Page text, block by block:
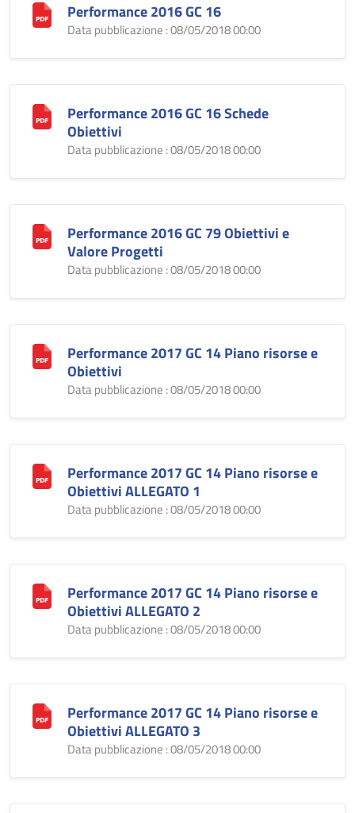
Performance 2016 GC 16
Data pubblicazione : 08/05/2018 00:00
Performance 2016 GC 16 Schede
Obiettivi
Data pubblicazione : 08/05/2018 00:00
Performance 2016 GC 79 Obiettivi e
Valore Progetti
Data pubblicazione : 08/05/2018 00:00
Performance 2017 GC 14 Piano risorse e
Obiettivi
Data pubblicazione : 08/05/2018 00:00
Performance 2017 GC 14 Piano risorse e
Obiettivi ALLEGATO 1
Data pubblicazione : 08/05/2018 00:00
Performance 2017 GC 14 Piano risorse e
Obiettivi ALLEGATO 2
Data pubblicazione : 08/05/2018 00:00
Performance 2017 GC 14 Piano risorse e
Obiettivi ALLEGATO 3
Data pubblicazione : 08/05/2018 00:00